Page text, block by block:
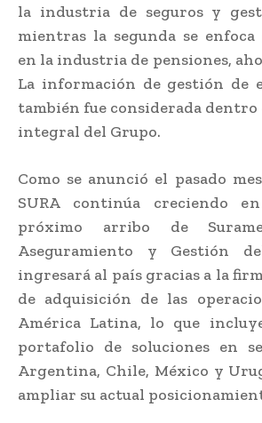
la industria de seguros y
mientras la segunda se
en la industria de pensiones,
La información de gestión de
también fue considerada dentro
integral del Grupo.
Como se anunció el pasado
SURA continúa creciendo
próximo arribo de
Aseguramiento y Gestión
ingresará al país gracias a la
de adquisición de las
América Latina, lo que
portafolio de soluciones en
Argentina, Chile, México y
ampliar su actual